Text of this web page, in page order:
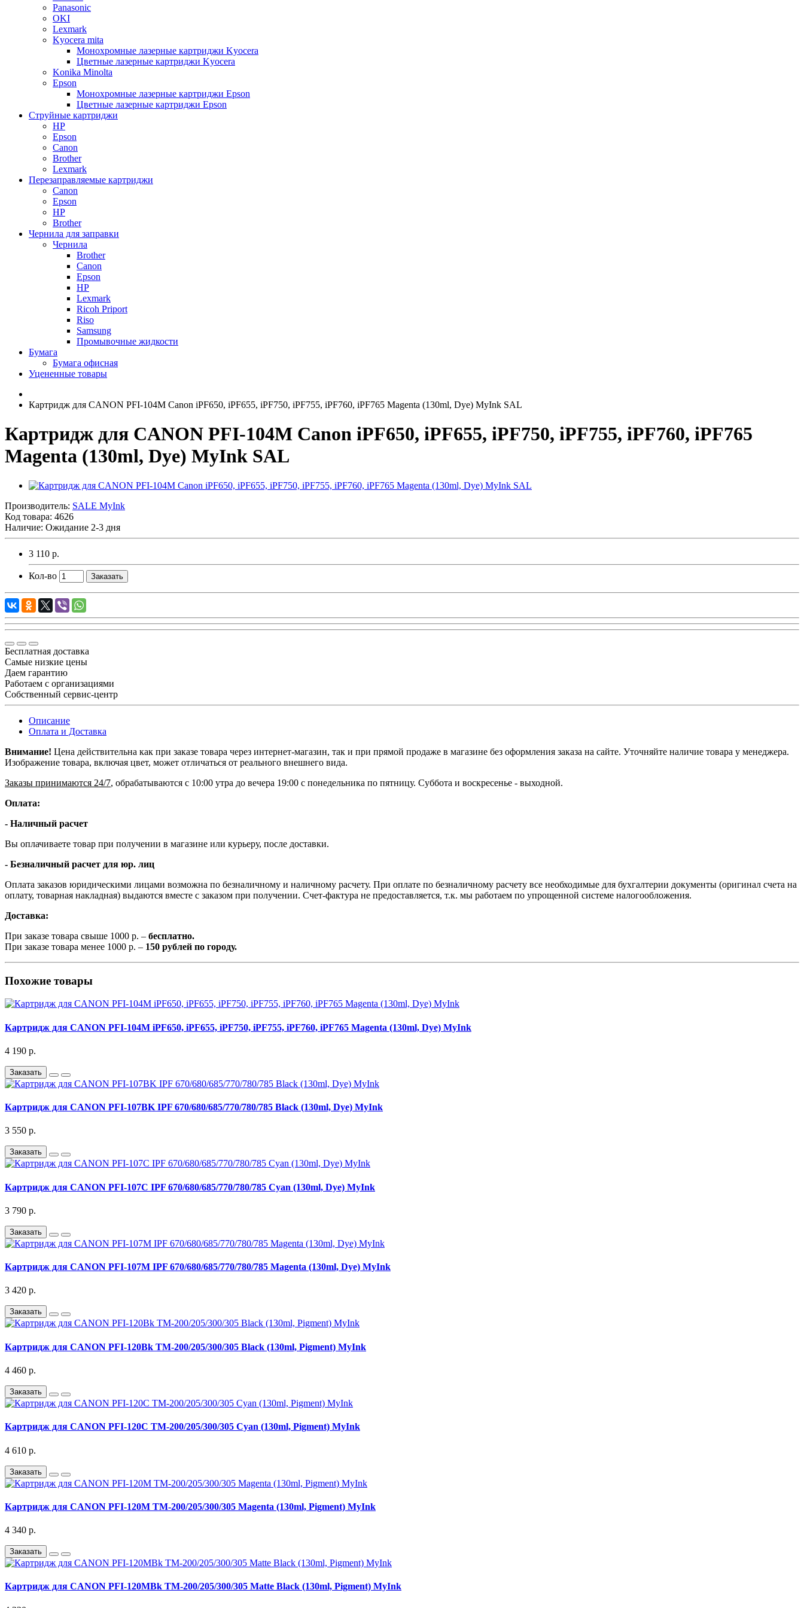
Panasonic
OKI
Lexmark
Kyocera mita
Монохромные лазерные картриджи Kyocera
Цветные лазерные картриджи Kyocera
Konika Minolta
Epson
Монохромные лазерные картриджи Epson
Цветные лазерные картриджи Epson
Струйные картриджи
HP
Epson
Canon
Brother
Lexmark
Перезаправляемые картриджи
Canon
Epson
HP
Brother
Чернила для заправки
Чернила
Brother
Canon
Epson
HP
Lexmark
Ricoh Priport
Riso
Samsung
Промывочные жидкости
Бумага
Бумага офисная
Уцененные товары
Картридж для CANON PFI-104M Canon iPF650, iPF655, iPF750, iPF755, iPF760, iPF765 Magenta (130ml, Dye) MyInk SAL
Картридж для CANON PFI-104M Canon iPF650, iPF655, iPF750, iPF755, iPF760, iPF765
Magenta (130ml, Dye) MyInk SAL
Производитель: SALE MyInk
Код товара: 4626
Наличие: Ожидание 2-3 дня
3 110 р.
Кол-во Заказать
Бесплатная доставка
Самые низкие цены
Даем гарантию
Работаем с организациями
Собственный сервис-центр
Описание
Оплата и Доставка
Внимание! Цена действительна как при заказе товара через интернет-магазин, так и при прямой продаже в магазине без оформления заказа на сайте. Уточняйте наличие товара у менеджера.
Изображение товара, включая цвет, может отличаться от реального внешнего вида.
Заказы принимаются 24/7, обрабатываются с 10:00 утра до вечера 19:00 с понедельника по пятницу. Суббота и воскресенье - выходной.
Оплата:
- Наличный расчет
Вы оплачиваете товар при получении в магазине или курьеру, после доставки.
- Безналичный расчет для юр. лиц
Оплата заказов юридическими лицами возможна по безналичному и наличному расчету. При оплате по безналичному расчету все необходимые для бухгалтерии документы (оригинал счета на
оплату, товарная накладная) выдаются вместе с заказом при получении. Счет-фактура не предоставляется, т.к. мы работаем по упрощенной системе налогообложения.
Доставка:
При заказе товара свыше 1000 р. – бесплатно.
При заказе товара менее 1000 р. – 150 рублей по городу.
Похожие товары
Картридж для CANON PFI-104M iPF650, iPF655, iPF750, iPF755, iPF760, iPF765 Magenta (130ml, Dye) MyInk
4 190 р.
Заказать
Картридж для CANON PFI-107BK IPF 670/680/685/770/780/785 Black (130ml, Dye) MyInk
3 550 р.
Заказать
Картридж для CANON PFI-107C IPF 670/680/685/770/780/785 Cyan (130ml, Dye) MyInk
3 790 р.
Заказать
Картридж для CANON PFI-107M IPF 670/680/685/770/780/785 Magenta (130ml, Dye) MyInk
3 420 р.
Заказать
Картридж для CANON PFI-120Bk TM-200/205/300/305 Black (130ml, Pigment) MyInk
4 460 р.
Заказать
Картридж для CANON PFI-120C TM-200/205/300/305 Cyan (130ml, Pigment) MyInk
4 610 р.
Заказать
Картридж для CANON PFI-120M TM-200/205/300/305 Magenta (130ml, Pigment) MyInk
4 340 р.
Заказать
Картридж для CANON PFI-120MBk TM-200/205/300/305 Matte Black (130ml, Pigment) MyInk